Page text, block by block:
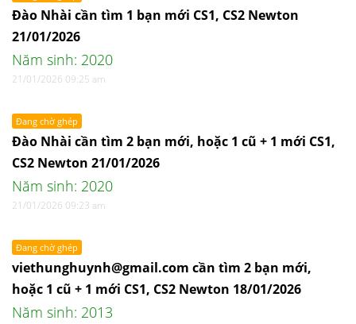
Đào Nhài cần tìm 1 bạn mới CS1, CS2 Newton
21/01/2026
Năm sinh: 2020
21/01/2026 09:25 am
Đang chờ ghép
Đào Nhài cần tìm 2 bạn mới, hoặc 1 cũ + 1 mới CS1,
CS2 Newton 21/01/2026
Năm sinh: 2020
21/01/2026 09:23 am
Đang chờ ghép
viethunghuynh@gmail.com cần tìm 2 bạn mới,
hoặc 1 cũ + 1 mới CS1, CS2 Newton 18/01/2026
Năm sinh: 2013